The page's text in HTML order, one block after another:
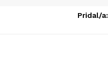
Pridal/a: